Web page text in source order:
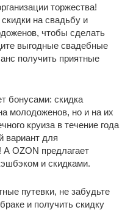
торжества!
на свадьбу и
чтобы сделать
выгодные свадебные
получить приятные
бонусами: скидка
молодоженов, но и на их
круиза в течение года
вариант для
А OZON предлагает
и скидками.
путевки, не забудьте
и получить скидку